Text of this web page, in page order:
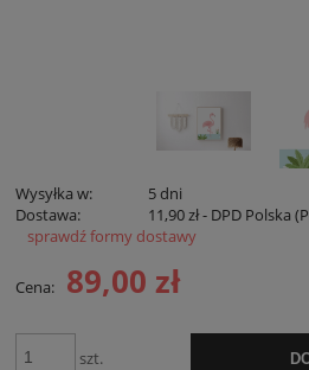
Wysyłka w:
5 dni
Dostawa:
11,90 zł- DPD Polska
Cena nie zawiera ewentualnych
sprawdź formy dostawy
Cena: 89,00 zł
szt.